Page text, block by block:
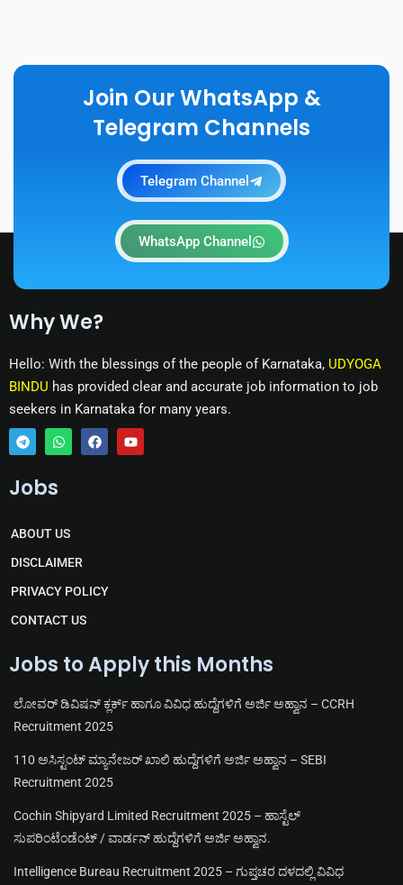
Join Our WhatsApp &
Telegram Channels
Telegram Channel
WhatsApp Channel
Why We?
Hello: With the blessings of the people of Karnataka, UDYOGA
BINDU has provided clear and accurate job information to job
seekers in Karnataka for many years.
T
l
r
a
m
W
a
a
p
p
F Y
Jobs
ABOUT US
DISCLAIMER
PRIVACY POLICY
CONTACT US
Jobs to Apply this Months
ಲೋವರ್ ಡಿವಿಷನ್ ಕ್ಲರ್ಕ್ ಹಾಗೂ ವಿವಿಧ ಹುದ್ದೆಗಳಿಗೆ ಅರ್ಜಿ ಅಹ್ವಾನ – CCRH
Recruitment 2025
110 ಅಸಿಸ್ಟಂಟ್ ಮ್ಯಾನೇಜರ್ ಖಾಲಿ ಹುದ್ದೆಗಳಿಗೆ ಅರ್ಜಿ ಅಹ್ವಾನ – SEBI
Recruitment 2025
Cochin Shipyard Limited Recruitment 2025 – ಹಾಸ್ಟೆಲ್
ಸುಪರಿಂಟೆಂಡೆಂಟ್ / ವಾರ್ಡನ್ ಹುದ್ದೆಗಳಿಗೆ ಅರ್ಜಿ ಅಹ್ವಾನ.
Intelligence Bureau Recruitment 2025 – ಗುಪ್ತಚರ ದಳದಲ್ಲಿ ವಿವಿಧ